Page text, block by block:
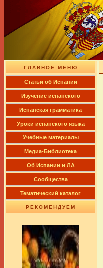
ГЛАВНОЕ МЕНЮ
Cтатьи об Испании
Изучение испанского
Испанская грамматика
Уроки испанского языка
Учебные материалы
Медиа-Библиотека
Об Испании и ЛА
Сообщества
Тематический каталог
РЕКОМЕНДУЕМ